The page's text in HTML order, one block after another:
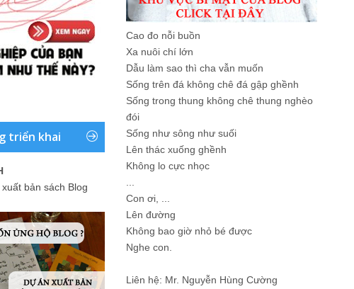
triển khai
bản sách Blog
Cao đo nỗi buồn
Xa nuôi chí lớn
Dẫu làm sao thì cha vẫn muốn
Sống trên đá không chê đá gập ghềnh
Sống trong thung không chê thung nghèo
đói
Sống như sông như suối
Lên thác xuống ghềnh
Không lo cực nhọc
Con ơi, ...
Lên đường
Không bao giờ nhỏ bé được
Nghe con.
Liên hệ: Mr. Nguyễn Hùng Cường